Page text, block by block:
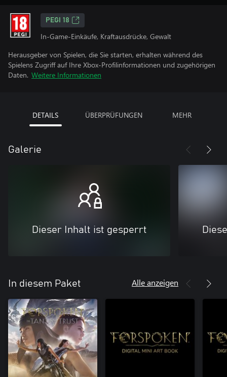
PEGI 18
In-Game-Einkäufe, Kraftausdrücke, Gewalt
Herausgeber von Spielen, die Sie starten, erhalten während des
Spielens Zugriff auf Ihre Xbox-Profilinformationen und zugehörigen
Daten. Weitere Informationen
DETAILS ÜBERPRÜFUNGEN MEHR
Galerie
Dieser Inhalt ist gesperrt
In diesem Paket Alle anzeigen